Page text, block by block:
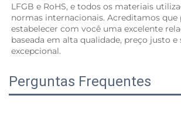
LFGB e RoHS, e todos os materiais
normas internacionais. Acreditamos que
estabelecer com você uma excelente
baseada em alta qualidade, preço justo e
excepcional.
Perguntas Frequentes